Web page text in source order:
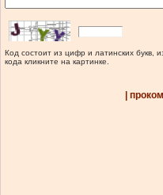
Код состоит из цифр и латинских букв,
кода кликните на картинке.
|